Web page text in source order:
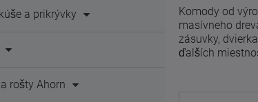
a prikrývky
rošty Ahorn
Komody od
masívneho
zásuvky,
ďalších